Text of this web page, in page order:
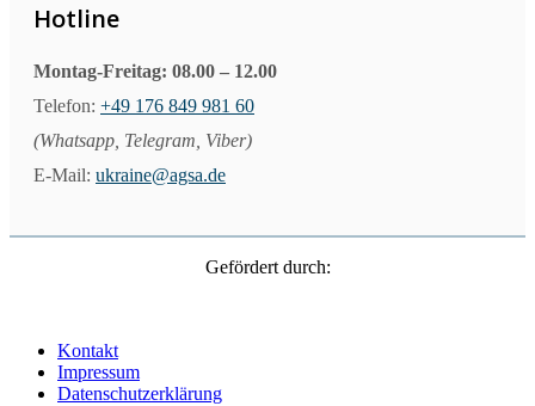
Hotline
Montag-Freitag: 08.00 – 12.00
Telefon: +49 176 849 981 60
(Whatsapp, Telegram, Viber)
E-Mail: ukraine@agsa.de
Gefördert durch:
Kontakt
Impressum
Datenschutzerklärung